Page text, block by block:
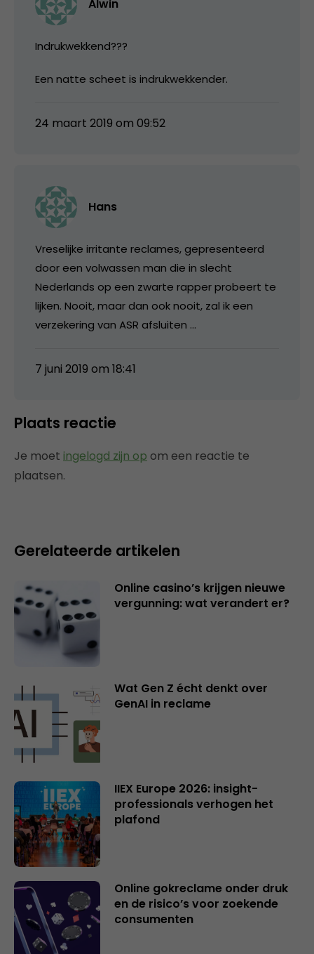
Alwin
Indrukwekkend???
Een natte scheet is indrukwekkender.
24 maart 2019 om 09:52
Hans
Vreselijke irritante reclames, gepresenteerd
door een volwassen man die in slecht
Nederlands op een zwarte rapper probeert te
lijken. Nooit, maar dan ook nooit, zal ik een
verzekering van ASR afsluiten …
7 juni 2019 om 18:41
Plaats reactie
Je moet ingelogd zijn op om een reactie te
plaatsen.
Gerelateerde artikelen
Online casino’s krijgen nieuwe
vergunning: wat verandert er?
Wat Gen Z écht denkt over
GenAI in reclame
IIEX Europe 2026: insight-
professionals verhogen het
plafond
Online gokreclame onder druk
en de risico’s voor zoekende
consumenten